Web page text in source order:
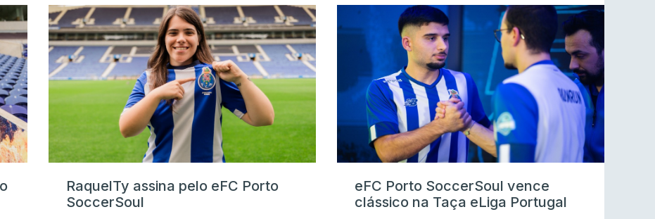
RaquelTy assina pelo eFC Porto
SoccerSoul
eFC Porto SoccerSoul vence
clássico na Taça eLiga Portugal